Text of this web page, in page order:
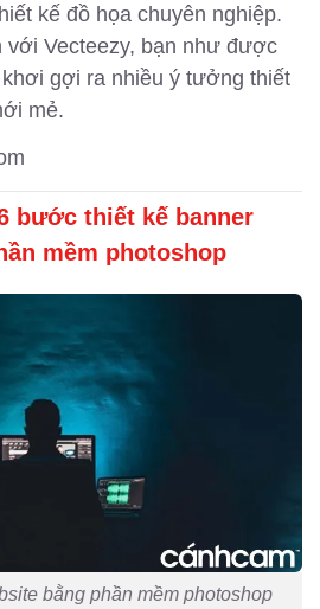
kế đồ họa chuyên nghiệp.
với Vecteezy, bạn như được
gợi ra nhiều ý tưởng thiết
mẻ.
bước thiết kế banner
mềm photoshop
bằng phần mềm photoshop